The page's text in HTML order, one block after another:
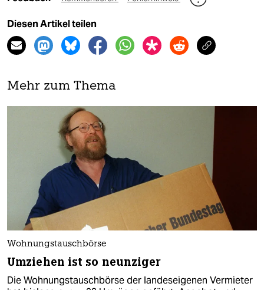
Diesen Artikel teilen
Mehr zum Thema
Wohnungstauschbörse
Umziehen ist so neunziger
Die Wohnungstauschbörse der landeseigenen Vermieter